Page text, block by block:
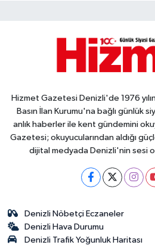
Hizmet Gazetesi Denizli'de 1976
Basın İlan Kurumu'na bağlı günlük
anlık haberler ile kent gündemini
Gazetesi; okuyucularından aldığı
dijital medyada Denizli'nin sesi
Denizli Nöbetçi Eczaneler
Denizli Hava Durumu
Denizli Trafik Yoğunluk Haritası